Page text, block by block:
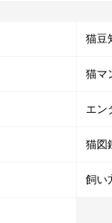
猫豆
猫マ
エン
猫図
飼い